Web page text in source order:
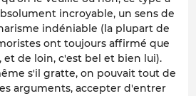
incroyable, un sens de
indéniable (la plupart de
ont toujours affirmé que
et de loin, c'est bel et bien lui).
s'il gratte, on pouvait tout de
arguments, accepter d'entrer